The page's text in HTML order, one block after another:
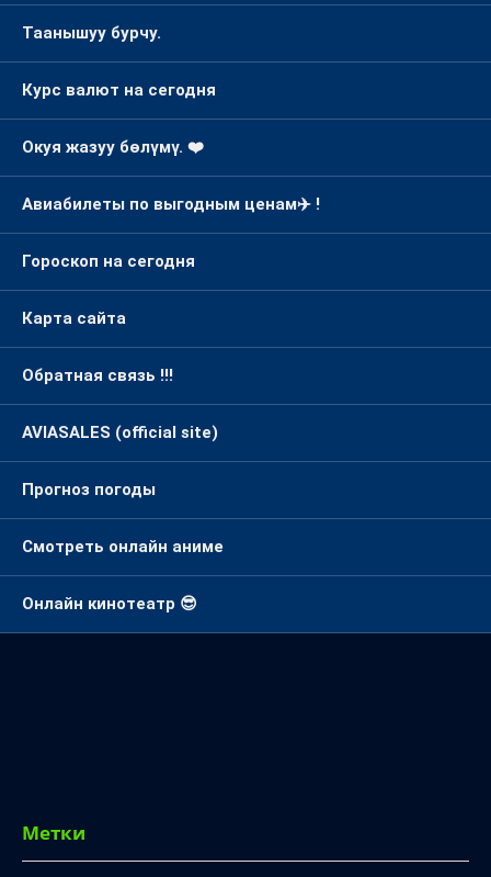
Таанышуу бурчу.
Курс валют на сегодня
Окуя жазуу бөлүмү. ❤️
Авиабилеты по выгодным ценам✈️ !
Гороскоп на сегодня
Карта сайта
Обратная связь !!!
AVIASALES (official site)
Прогноз погоды
Смотреть онлайн аниме
Онлайн кинотеатр 😎
Метки